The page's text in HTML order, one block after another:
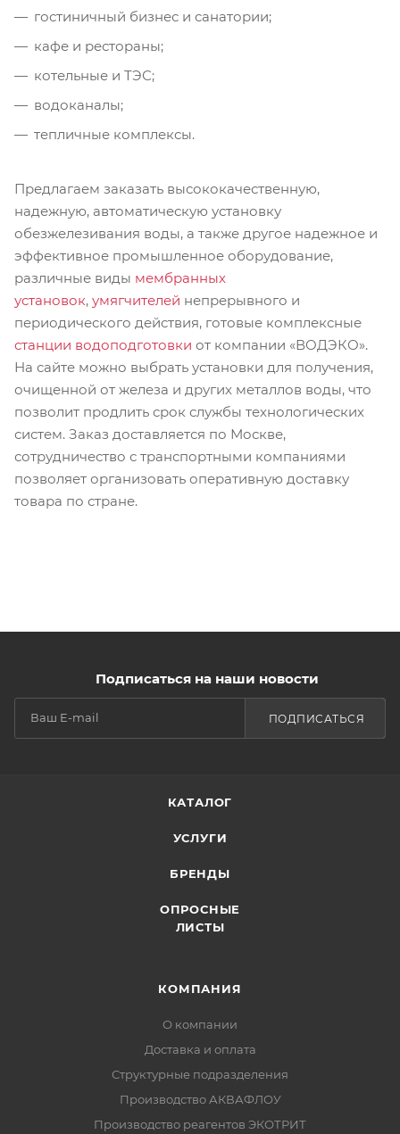
гостиничный бизнес и санатории;
кафе и рестораны;
котельные и ТЭС;
водоканалы;
тепличные комплексы.
Предлагаем заказать высококачественную,
надежную, автоматическую установку
обезжелезивания воды, а также другое надежное и
эффективное промышленное оборудование,
различные виды мембранных
установок, умягчителей непрерывного и
периодического действия, готовые комплексные
станции водоподготовки от компании «ВОДЭКО».
На сайте можно выбрать установки для получения,
очищенной от железа и других металлов воды, что
позволит продлить срок службы технологических
систем. Заказ доставляется по Москве,
сотрудничество с транспортными компаниями
позволяет организовать оперативную доставку
товара по стране.
Подписаться на наши новости
ПОДПИСАТЬСЯ
КАТАЛОГ
УСЛУГИ
БРЕНДЫ
ОПРОСНЫЕ
ЛИСТЫ
КОМПАНИЯ
О компании
Доставка и оплата
Структурные подразделения
Производство АКВАФЛОУ
Производство реагентов ЭКОТРИТ